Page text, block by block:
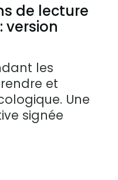
de lecture
version
les
et
Une
signée